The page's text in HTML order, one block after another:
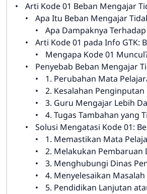
Arti Kode 01 Beban Mengajar Tidak Linier pada
Apa Itu Beban Mengajar
Apa Dampaknya Terhadap
Arti Kode 01 pada Info GTK: Beban
Mengapa Kode 01
Penyebab Beban Mengajar
1. Perubahan Mata
2. Kesalahan Penginputan
3. Guru Mengajar Lebih Dari
4. Tugas Tambahan yang
Solusi Mengatasi Kode 01: Beban
1. Memastikan Mata Pelajaran
2. Melakukan Pembaruan
3. Menghubungi Dinas
4. Menyelesaikan Masalah Tugas
5. Pendidikan Lanjutan atau